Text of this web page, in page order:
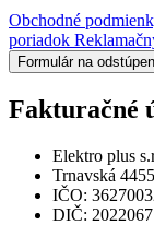
Obchodné
poriadok
Formulár na
Fakturačné
Elektro plus
Trnavská
IČO:
DIČ: